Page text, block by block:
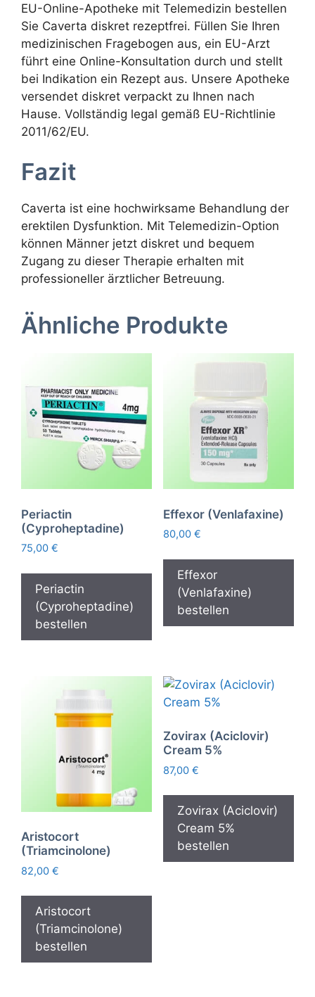
EU-Online-Apotheke mit Telemedizin bestellen
Sie Caverta diskret rezeptfrei. Füllen Sie Ihren
medizinischen Fragebogen aus, ein EU-Arzt
führt eine Online-Konsultation durch und stellt
bei Indikation ein Rezept aus. Unsere Apotheke
versendet diskret verpackt zu Ihnen nach
Hause. Vollständig legal gemäß EU-Richtlinie
2011/62/EU.
Fazit
Caverta ist eine hochwirksame Behandlung der
erektilen Dysfunktion. Mit Telemedizin-Option
können Männer jetzt diskret und bequem
Zugang zu dieser Therapie erhalten mit
professioneller ärztlicher Betreuung.
Ähnliche Produkte
Periactin
(Cyproheptadine)
75,00 €
Periactin
(Cyproheptadine)
bestellen
Effexor (Venlafaxine)
80,00 €
Effexor
(Venlafaxine)
bestellen
Aristocort
(Triamcinolone)
82,00 €
Aristocort
(Triamcinolone)
bestellen
Zovirax (Aciclovir)
Cream 5%
87,00 €
Zovirax (Aciclovir)
Cream 5%
bestellen